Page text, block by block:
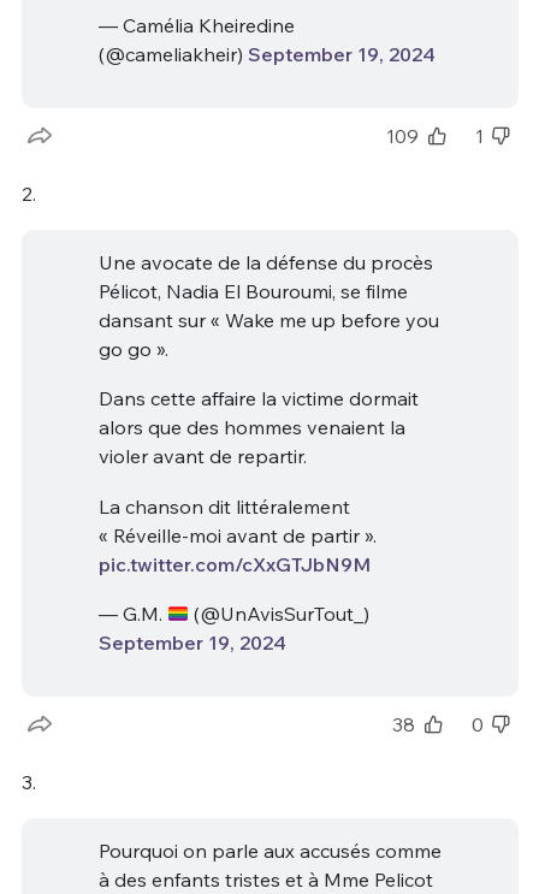
— Camélia Kheiredine
(@cameliakheir) September 19, 2024
109 1
2.
Une avocate de la défense du procès
Pélicot, Nadia El Bouroumi, se filme
dansant sur « Wake me up before you
go go ».
Dans cette affaire la victime dormait
alors que des hommes venaient la
violer avant de repartir.
La chanson dit littéralement
« Réveille-moi avant de partir ».
pic.twitter.com/cXxGTJbN9M
— G.M.
(@UnAvisSurTout_)
September 19, 2024
38 0
3.
Pourquoi on parle aux accusés comme
à des enfants tristes et à Mme Pelicot